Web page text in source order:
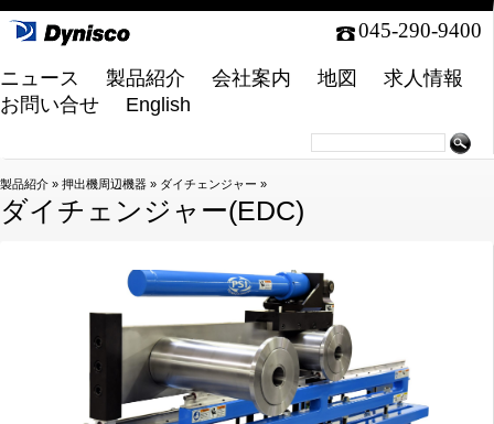
045-290-9400
ニュース 製品紹介 会社案内 地図
求人情報
お問い合せ
English
製品紹介 » 押出機周辺機器 » ダイチェンジャー »
ダイチェンジャー(EDC)